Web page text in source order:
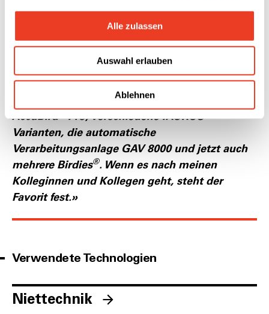
Alle zulassen
Auswahl erlauben
Ablehnen
gegenüber anderen Geräten bietet uns dies
GmbH hat seit vielen Jahren verschiedenste
Blindnietgeräte im Einsatz, darunter den
AccuBird
Pro, verschiedene TAURUS
-
Varianten, die automatische
Verarbeitungsanlage GAV 8000 und jetzt auch
mehrere Birdies®. Wenn es nach meinen
Kolleginnen und Kollegen geht, steht der
Favorit fest.»
Verwendete Technologien
Niettechnik